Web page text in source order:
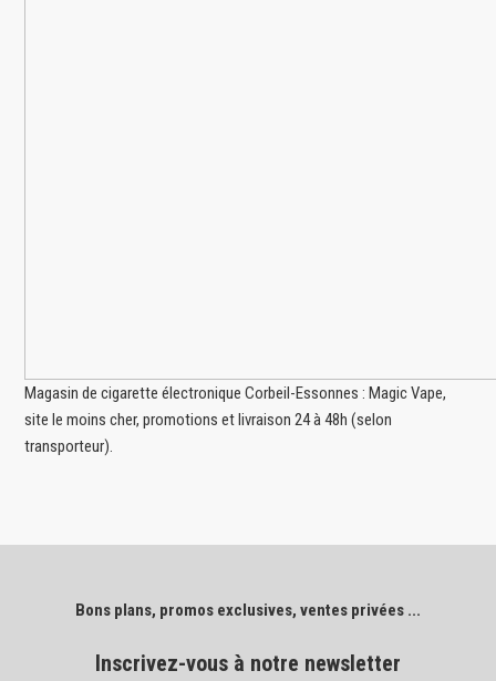
Magasin de cigarette électronique Corbeil-Essonnes : Magic Vape,
site le moins cher, promotions et livraison 24 à 48h (selon
transporteur).
Bons plans, promos exclusives, ventes privées ...
Inscrivez-vous à notre newsletter